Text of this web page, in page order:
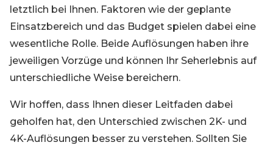
letztlich bei Ihnen. Faktoren wie der geplante
Einsatzbereich und das Budget spielen dabei eine
wesentliche Rolle. Beide Auflösungen haben ihre
jeweiligen Vorzüge und können Ihr Seherlebnis auf
unterschiedliche Weise bereichern.
Wir hoffen, dass Ihnen dieser Leitfaden dabei
geholfen hat, den Unterschied zwischen 2K- und
4K-Auflösungen besser zu verstehen. Sollten Sie